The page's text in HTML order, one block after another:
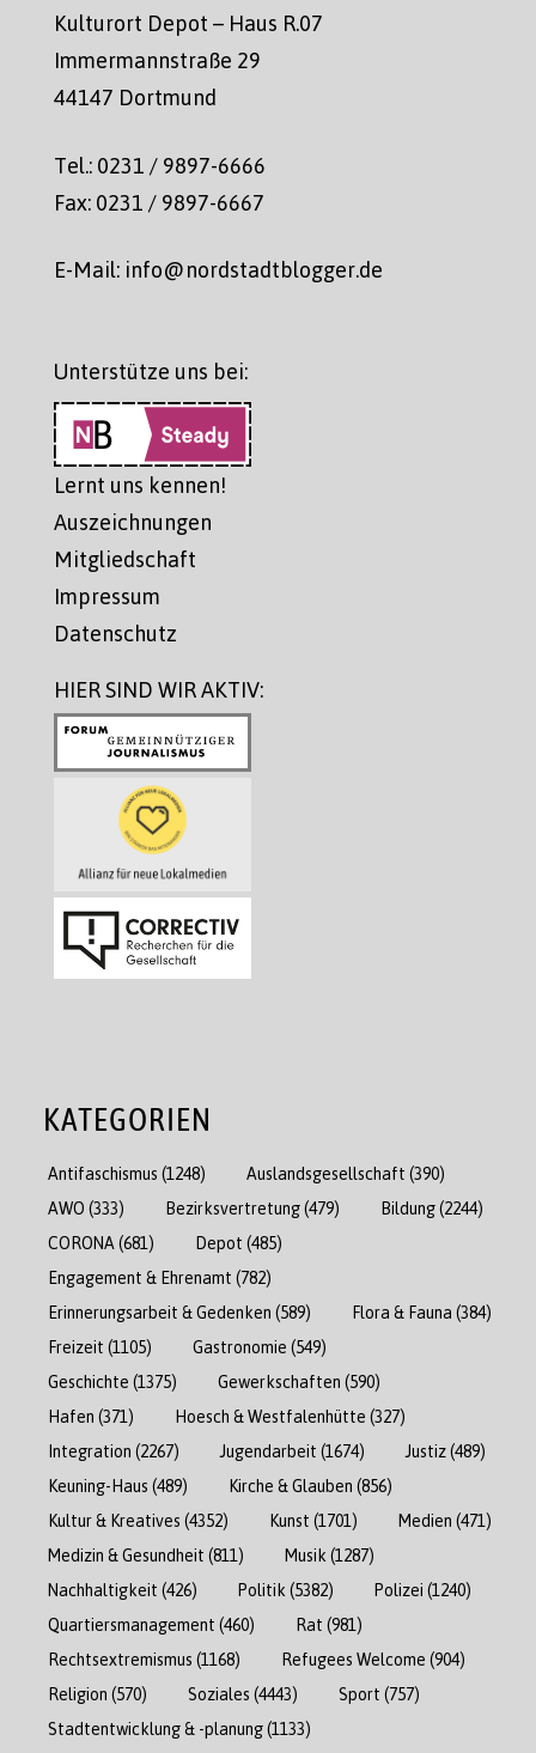
Kulturort Depot – Haus R.07
Immermannstraße 29
44147 Dortmund
Tel.: 0231 / 9897-6666
Fax: 0231 / 9897-6667
E-Mail: info@nordstadtblogger.de
Unterstütze uns bei:
Lernt uns kennen!
Auszeichnungen
Mitgliedschaft
Impressum
Datenschutz
HIER SIND WIR AKTIV:
KATEGORIEN
Antifaschismus (1248) Auslandsgesellschaft (390)
AWO (333) Bezirksvertretung(479) Bildung(2244)
CORONA (681) Depot (485)
Engagement & Ehrenamt (782)
Erinnerungsarbeit & Gedenken (589) Flora & Fauna (384)
Freizeit (1105) Gastronomie (549)
Geschichte (1375) Gewerkschaften (590)
Hafen (371) Hoesch & Westfalenhütte (327)
Integration (2267) Jugendarbeit (1674) Justiz(489)
Keuning-Haus (489) Kirche & Glauben (856)
Kultur & Kreatives (4352) Kunst (1701) Medien (471)
Medizin & Gesundheit (811) Musik (1287)
Nachhaltigkeit (426) Politik (5382) Polizei (1240)
Quartiersmanagement (460) Rat (981)
Rechtsextremismus (1168) Refugees Welcome (904)
Religion (570) Soziales (4443) Sport (757)
Stadtentwicklung & -planung(1133)